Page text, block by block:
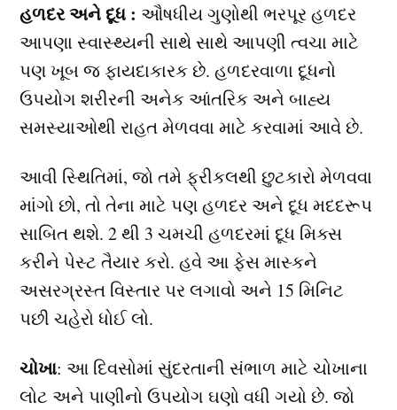
હળદર અને દૂધ : ઔષધીય ગુણોથી ભરપૂર હળદર
આપણા સ્વાસ્થ્યની સાથે સાથે આપણી ત્વચા માટે
પણ ખૂબ જ ફાયદાકારક છે. હળદરવાળા દૂધનો
ઉપયોગ શરીરની અનેક આંતરિક અને બાહ્ય
સમસ્યાઓથી રાહત મેળવવા માટે કરવામાં આવે છે.
આવી સ્થિતિમાં, જો તમે ફ્રીકલથી છુટકારો મેળવવા
માંગો છો, તો તેના માટે પણ હળદર અને દૂધ મદદરૂપ
સાબિત થશે. 2 થી 3 ચમચી હળદરમાં દૂધ મિક્સ
કરીને પેસ્ટ તૈયાર કરો. હવે આ ફેસ માસ્કને
અસરગ્રસ્ત વિસ્તાર પર લગાવો અને 15 મિનિટ
પછી ચહેરો ધોઈ લો.
ચોખા: આ દિવસોમાં સુંદરતાની સંભાળ માટે ચોખાના
લોટ અને પાણીનો ઉપયોગ ઘણો વધી ગયો છે. જો